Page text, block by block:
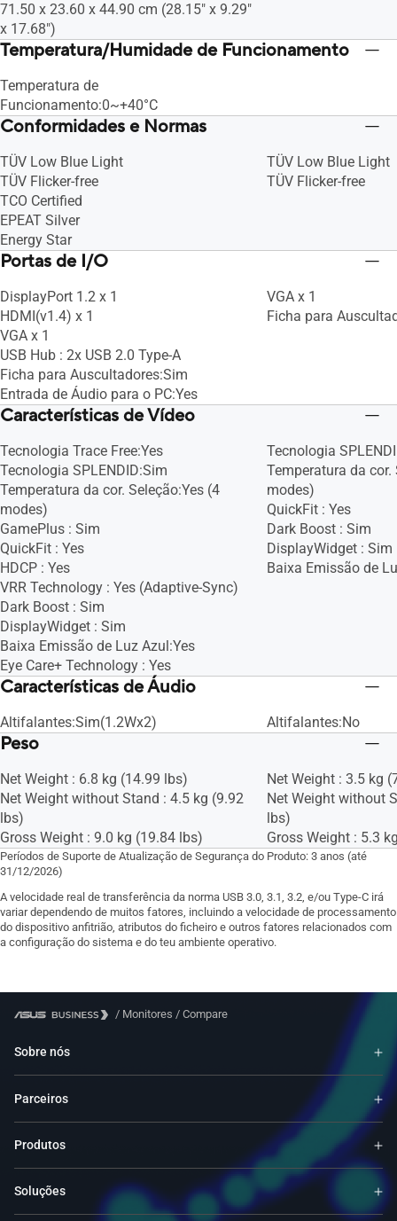
71.50 x 23.60 x 44.90 cm (28.15" x 9.29"
x 17.68")
Temperatura/Humidade de Funcionamento
Temperatura de
Funcionamento:0~+40°C
Conformidades e Normas
TÜV Low Blue Light
TÜV Flicker-free
TCO Certified
EPEAT Silver
Energy Star
TÜV Low Blue Light
TÜV Flicker-free
Portas de I/O
DisplayPort 1.2 x 1
HDMI(v1.4) x 1
VGA x 1
USB Hub : 2x USB 2.0 Type-A
Ficha para Auscultadores:Sim
Entrada de Áudio para o PC:Yes
VGA x 1
Ficha para
Características de Vídeo
Tecnologia Trace Free:Yes
Tecnologia SPLENDID:Sim
Temperatura da cor. Seleção:Yes (4
modes)
GamePlus : Sim
QuickFit : Yes
HDCP : Yes
VRR Technology : Yes (Adaptive-Sync)
Dark Boost : Sim
DisplayWidget : Sim
Baixa Emissão de Luz Azul:Yes
Eye Care+ Technology : Yes
Tecnologia
Temperatura da cor.
modes)
QuickFit : Yes
Dark Boost : Sim
DisplayWidget : Sim
Baixa Emissão de
Características de Áudio
Altifalantes:Sim(1.2Wx2) Altifalantes:No
Peso
Net Weight : 6.8 kg (14.99 lbs)
Net Weight without Stand : 4.5 kg (9.92
lbs)
Gross Weight : 9.0 kg (19.84 lbs)
Net Weight : 3.5 kg
Net Weight without
lbs)
Gross Weight : 5.3
Períodos de Suporte de Atualização de Segurança do Produto: 3 anos (até
31/12/2026)
A velocidade real de transferência da norma USB 3.0, 3.1, 3.2, e/ou Type-C irá
variar dependendo de muitos fatores, incluindo a velocidade de processamento
do dispositivo anfitrião, atributos do ficheiro e outros fatores relacionados com
a configuração do sistema e do teu ambiente operativo.
/ Monitores / Compare
Sobre nós
Parceiros
Produtos
Soluções